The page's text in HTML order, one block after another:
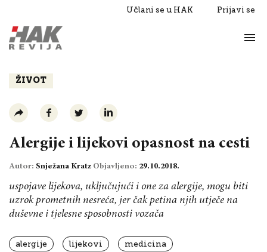
Učlani se u HAK Prijavi se
Razgovori
ŽIVOT
Alergije i lijekovi opasnost na cesti
Autor: Snježana Kratz Objavljeno: 29.10.2018.
uspojave lijekova, uključujući i one za alergije, mogu biti
uzrok prometnih nesreća, jer čak petina njih utječe na
duševne i tjelesne sposobnosti vozača
alergije lijekovi medicina